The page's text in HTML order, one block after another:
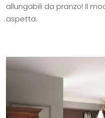
allungabili da pranzo! Il
aspetta.